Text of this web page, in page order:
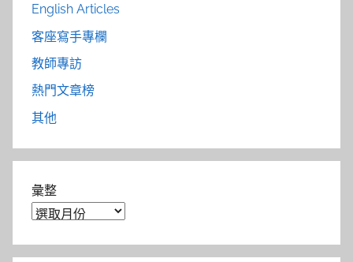
English Articles
客座寫手專欄
教師專訪
熱門文章榜
其他
彙整